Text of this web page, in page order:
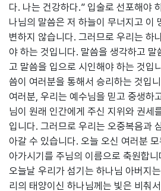
다. 나는 건강하다.” 입술로 선포해야
나님의 말씀은 저 하늘이 무너지고 이
변하지 않습니다. 그러므로 우리는 하
야 하는 것입니다. 말씀을 생각하고 말
고 말씀을 입으로 시인해야 하는 것입
씀이 여러분을 통해서 승리하는 것입
여러분, 우리는 예수님을 믿고 중생하
님이 원래 인간에게 주신 지위와 권세
입니다. 그러므로 우리는 오중복음과
아갈 수 있습니다. 오늘 오신 여러분
아가시기를 주님의 이름으로 축원합
오늘날 우리가 섬기는 하나님 아버지
리의 태양이신 하나님께는 빛은 비춰